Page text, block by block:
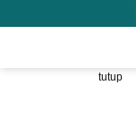
ke
tutup